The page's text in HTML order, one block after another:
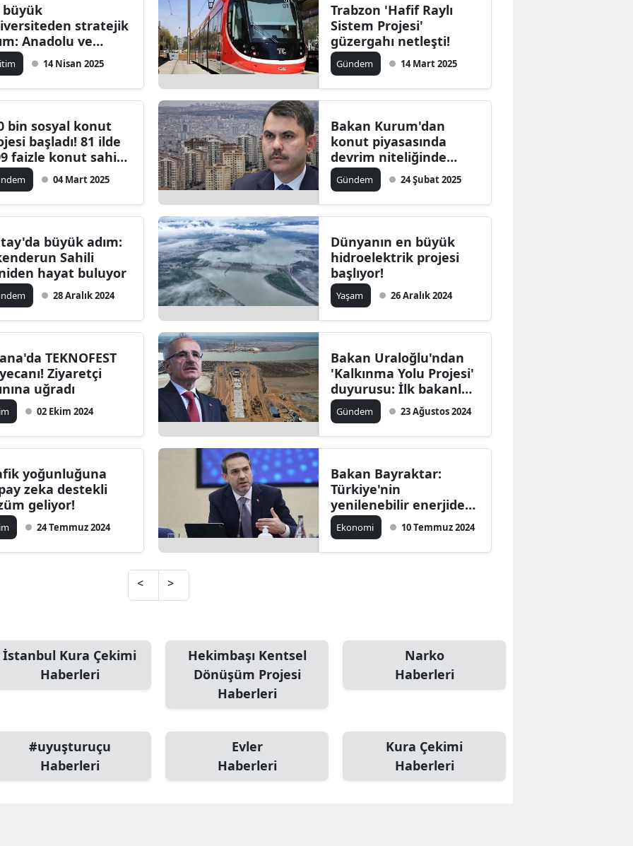
Burdur
Çanakkale
Çorum
Diyarbakır
Elazığ
Erzincan
Erzurum
Gaziantep
Gümüşhane
Hatay
Mersin
Kastamonu
Kayseri
Kırşehir
Kocaeli
stratejik
Anadolu ve
Üniversiteleri
projeler için
birleştirdi
14 Nisan 2025
Trabzon 'Hafif Raylı
Sistem Projesi'
güzergahı netleşti!
Gündem 14 Mart 2025
bin sosyal konut
başladı! 81 ilde
faizle konut sahibi
fırsatı04 Mart 2025
Bakan Kurum'dan
konut piyasasında
devrim niteliğinde
adımlar!
Gündem 24 Şubat 2025
büyük adım:
Sahili
hayat buluyor
28 Aralık 2024
Dünyanın en büyük
hidroelektrik projesi
başlıyor!
Yaşam 26 Aralık 2024
TEKNOFEST
Ziyaretçi
uğradı
02 Ekim 2024
Bakan Uraloğlu'ndan
'Kalkınma Yolu Projesi'
duyurusu: İlk bakanlar
zirvesi ne zaman?
Gündem 23 Ağustos 2024
yoğunluğuna
zeka destekli
geliyor!
24 Temmuz 2024
Bakan Bayraktar:
Türkiye'nin
yenilenebilir enerjide
iddialı hedefleri var
Ekonomi 10 Temmuz 2024
< >
İstanbul Kura Çekimi
Haberleri
Hekimbaşı Kentsel
Dönüşüm Projesi
Haberleri
Narko
Haberleri
#uyuşturuçu
Haberleri
Evler
Haberleri
Kura Çekimi
Haberleri